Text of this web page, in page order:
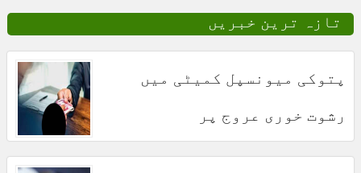
تازہ ترین خبریں
پتوکی میونسپل کمیٹی میں
رشوت خوری عروج پر